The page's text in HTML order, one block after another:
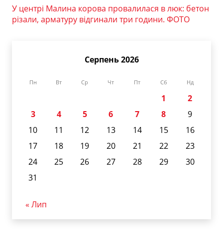
У центрі Малина корова провалилася в люк: бетон
різали, арматуру відгинали три години. ФОТО
Серпень 2026
Пн Вт Ср Чт Пт Сб Нд
1
2
3
4 5 6 7 8
9
10
11 12 13 14 15
16
17
18 19 20 21 22
23
24
25 26 27 28 29
30
31
« Лип